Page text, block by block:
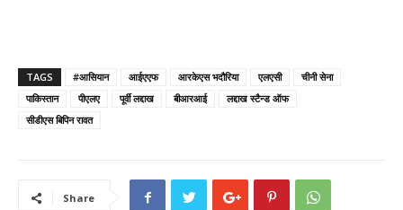
TAGS #आसियान आईएएफ आरकेएस भदौरिया एलएसी
चीनी सेना
पाकिस्तान
पीएलए पूर्वी लद्दाख बीआरआई
लद्दाख स्टैन्ड ऑफ
सीडीएस बिपिन रावत
Share